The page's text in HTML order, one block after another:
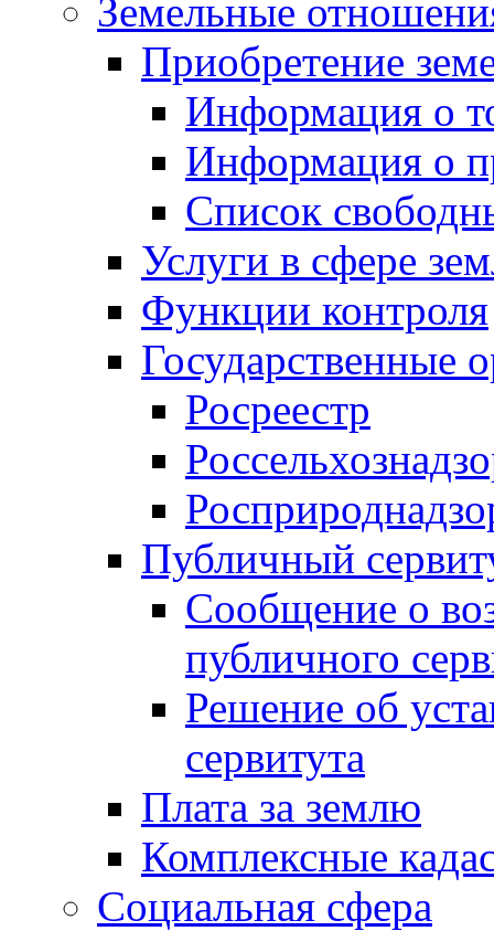
Земельные
Приобретение
Информация о
Информация о
Список
Услуги в сфере
Функции контроля
Государственные
Росреестр
Публичный
Сообщение о
публичного
Решение об
сервитута
Плата за землю
Комплексные
Социальная сфера